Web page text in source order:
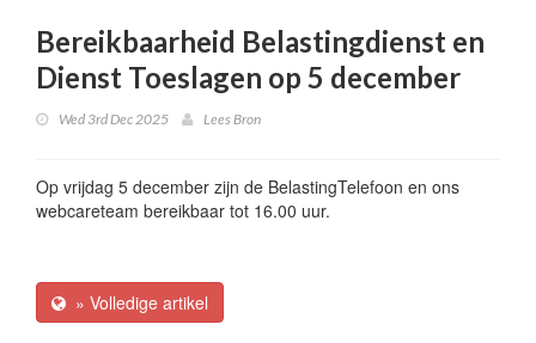
Bereikbaarheid Belastingdienst en
Dienst Toeslagen op 5 december
Wed 3rd Dec 2025 Lees Bron
Op vrijdag 5 december zijn de BelastingTelefoon en ons
webcareteam bereikbaar tot 16.00 uur.
» Volledige artikel